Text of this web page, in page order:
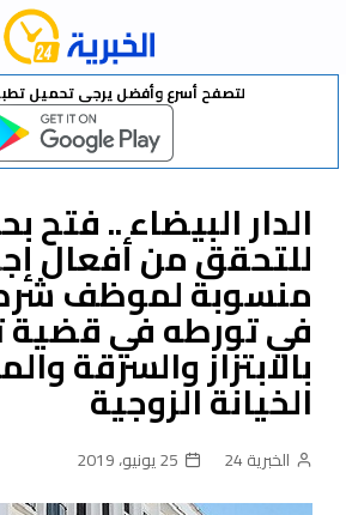
Skip
لتصفح أسرع وأفضل يرجى تحميل تطبيق
الدار البيضاء ..
للتحقق من أفعال
منسوبة لموظف
في تورطه في قضية
بالابتزاز والسرقة
الخيانة الزوجية
الخبرية 24 25 يونيو، 2019